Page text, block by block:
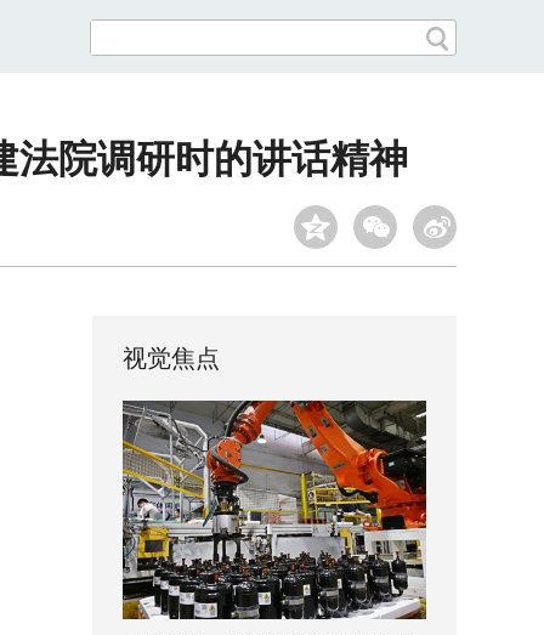
法院调研时的讲话精神
视觉焦点